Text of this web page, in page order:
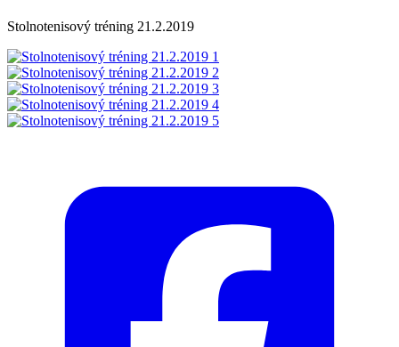
Stolnotenisový tréning 21.2.2019